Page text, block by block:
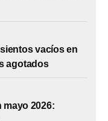
vacíos en
agotados
mayo 2026: